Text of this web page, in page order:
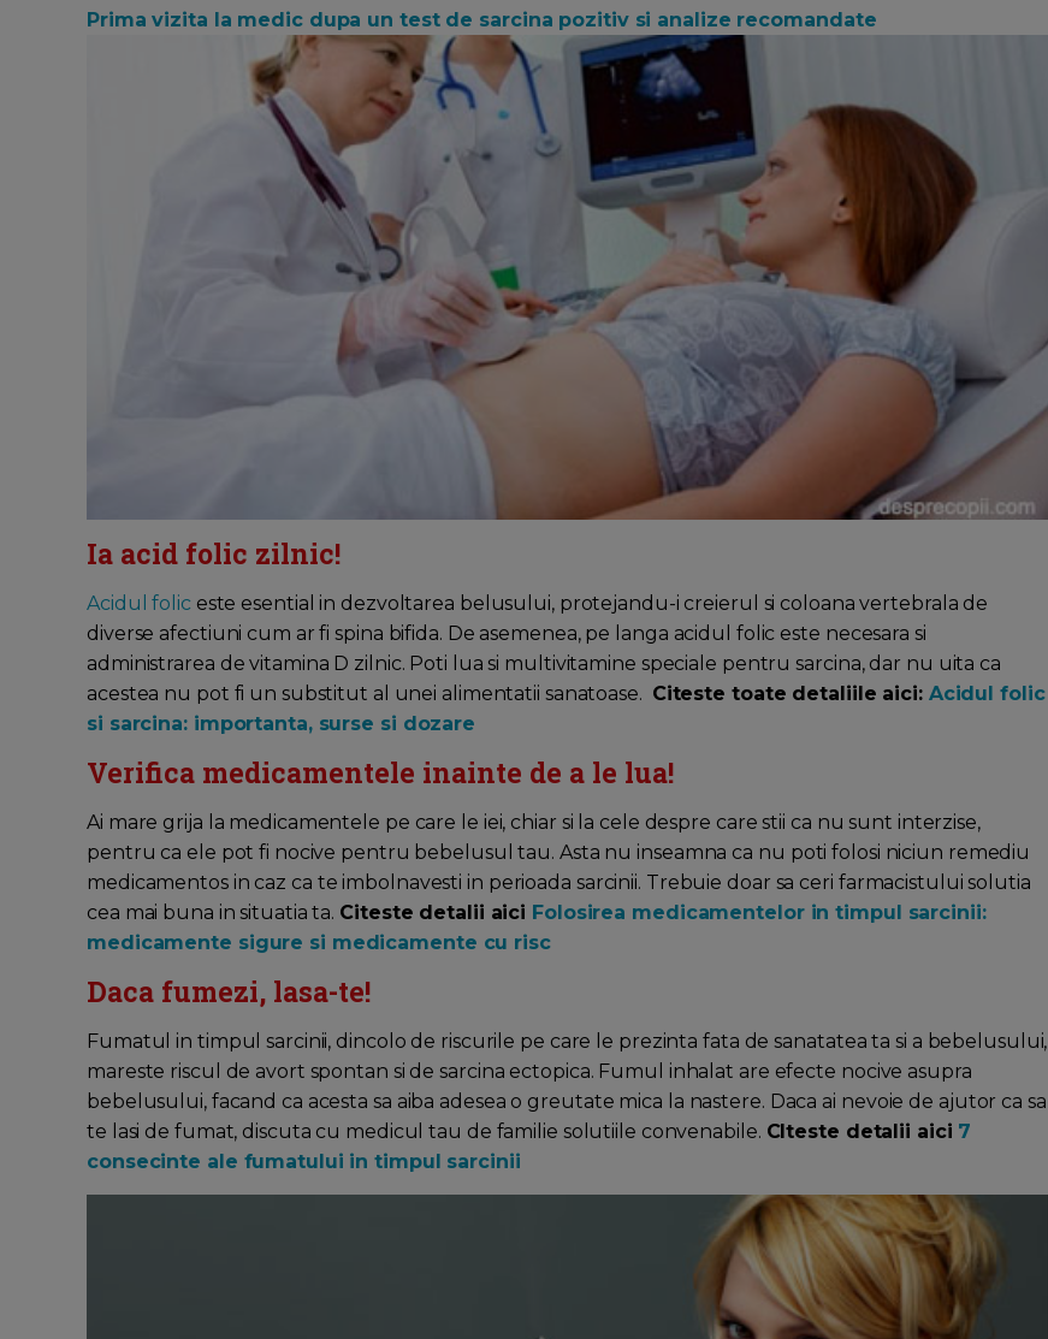
Prima vizita la medic dupa un test de sarcina pozitiv si analize recomandate
Ia acid folic zilnic!
Acidul foliceste esential in dezvoltarea belusului, protejandu-i creierul si coloana vertebrala de
diverse afectiuni cum ar fi spina bifida. De asemenea, pe langa acidul folic este necesara si
administrarea de vitamina D zilnic. Poti lua si multivitamine speciale pentru sarcina, dar nu uita ca
acestea nu pot fi un substitut al unei alimentatii sanatoase. Citeste toate detaliile aici: Acidul folic
si sarcina: importanta, surse si dozare
Verifica medicamentele inainte de a le lua!
Ai mare grija la medicamentele pe care le iei, chiar si la cele despre care stii ca nu sunt interzise,
pentru ca ele pot fi nocive pentru bebelusul tau. Asta nu inseamna ca nu poti folosi niciun remediu
medicamentos in caz ca te imbolnavesti in perioada sarcinii. Trebuie doar sa ceri farmacistului solutia
cea mai buna in situatia ta. Citeste detalii aici Folosirea medicamentelor in timpul sarcinii:
medicamente sigure si medicamente cu risc
Daca fumezi, lasa-te!
Fumatul in timpul sarcinii, dincolo de riscurile pe care le prezinta fata de sanatatea ta si a bebelusului,
mareste riscul de avort spontan si de sarcina ectopica. Fumul inhalat are efecte nocive asupra
bebelusului, facand ca acesta sa aiba adesea o greutate mica la nastere. Daca ai nevoie de ajutor ca sa
te lasi de fumat, discuta cu medicul tau de familie solutiile convenabile. CIteste detalii aici 7
consecinte ale fumatului in timpul sarcinii